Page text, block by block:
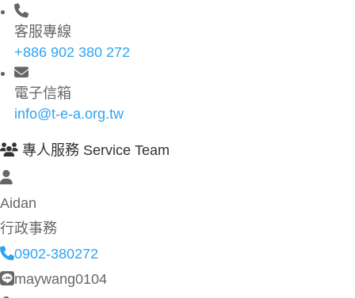
客服專線
+886 902 380 272
電子信箱
info@t-e-a.org.tw
專人服務 Service Team
Aidan
行政事務
0902-380272
maywang0104